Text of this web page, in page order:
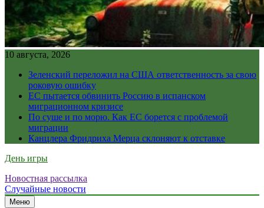
10 августа, 2026
Зеленский переложил на США ответственность за свою
роковую ошибку
ЕС пытается обвинить Россию в испанском
миграционном кризисе
По суше и по морю. Как ЕС борется с проблемой
миграции
Канцлера Фридриха Мерца склоняют к отставке
День игры
Новостная рассылка
Случайные новости
Меню